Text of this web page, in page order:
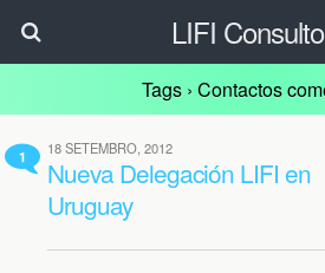
LIFI
Tags › Contactos
1 18 SETEMBRO, 2012
Nueva Delegación LIFI en
Uruguay